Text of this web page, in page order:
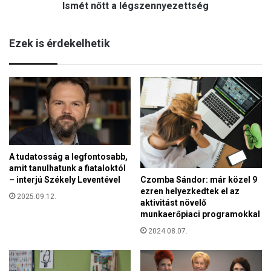
y
é
s
a
P
o
d
m
a
é
r
g
e
n
n
y
e
z
e
t
t
s
Ismét nőtt a légszennyezettség
Ezek is érdekelhetik
A tudatosság a legfontosabb,
amit tanulhatunk a fiataloktól
– interjú Székely Leventével
2025.09.12.
Czomba Sándor: már közel 9
ezren helyezkedtek el az
aktivitást növelő
munkaerőpiaci programokkal
2024.08.07.